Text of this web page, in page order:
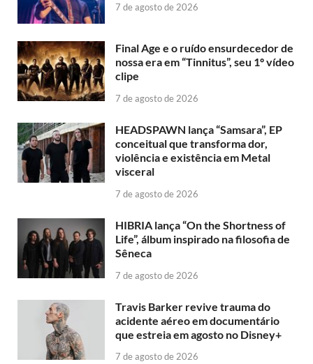
7 de agosto de 2026
Final Age e o ruído ensurdecedor de
nossa era em “Tinnitus”, seu 1º vídeo
clipe
7 de agosto de 2026
HEADSPAWN lança “Samsara”, EP
conceitual que transforma dor,
violência e existência em Metal
visceral
7 de agosto de 2026
HIBRIA lança “On the Shortness of
Life”, álbum inspirado na filosofia de
Sêneca
7 de agosto de 2026
Travis Barker revive trauma do
acidente aéreo em documentário
que estreia em agosto no Disney+
7 de agosto de 2026